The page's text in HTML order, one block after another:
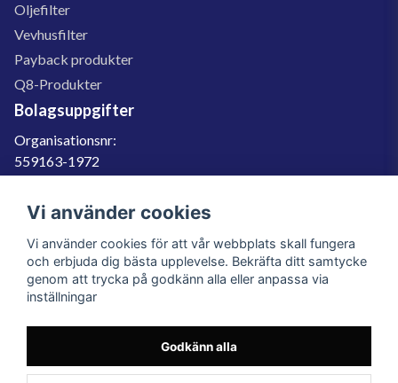
Oljefilter
Vevhusfilter
Payback produkter
Q8-Produkter
Bolagsuppgifter
Organisationsnr:
559163-1972
SE559163197201
060-566 800
info@filter.se
559163-1972
Vi använder cookies
Vi använder cookies för att vår webbplats skall fungera
och erbjuda dig bästa upplevelse. Bekräfta ditt samtycke
genom att trycka på godkänn alla eller anpassa via
inställningar
Godkänn alla